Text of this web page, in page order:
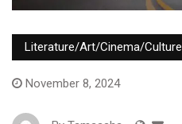
Literature/Art/Cinema/Culture
November 8, 2024